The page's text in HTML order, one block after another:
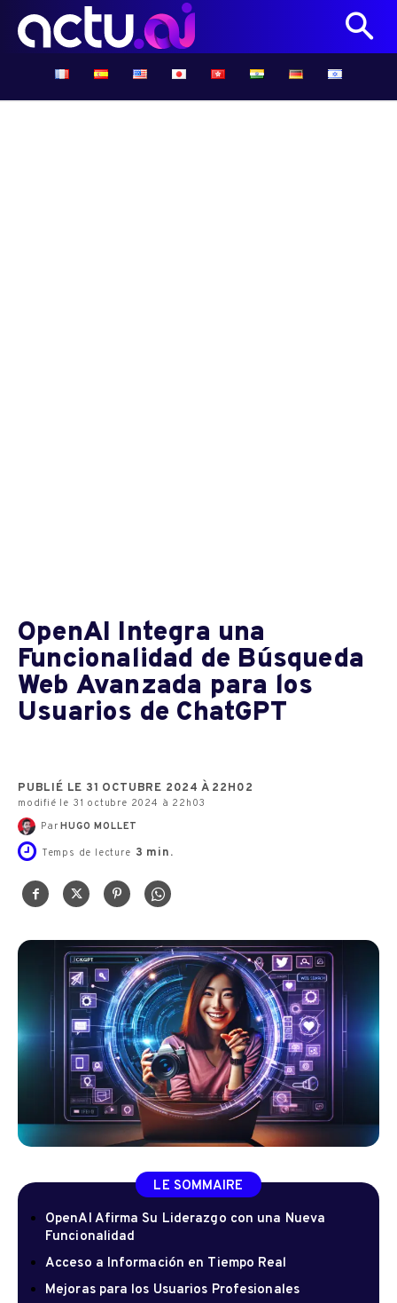
OpenAI Integra una
Funcionalidad de Búsqueda
Web Avanzada para los
Usuarios de ChatGPT
PUBLIÉ LE 31 OCTUBRE 2024 À 22H02
modifié le 31 octubre 2024 à 22h03
Par HUGO MOLLET
Temps de lecture 3 min.
LE SOMMAIRE
OpenAI Afirma Su Liderazgo con una Nueva
Funcionalidad
Acceso a Información en Tiempo Real
Mejoras para los Usuarios Profesionales